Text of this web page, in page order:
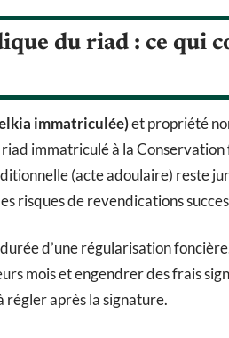
du riad : ce qui
immatriculée)et propriété
immatriculé à la Conservation
(acte adoulaire) reste
risques de revendications
d’une régularisation
mois et engendrer des frais
régler après la signature.